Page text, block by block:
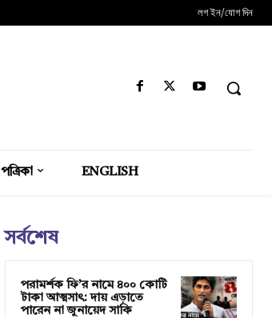
লগ ইন/যোগ দিন
পত্রিকা ENGLISH
সর্বশেষ
পরামর্শক ফি’র নামে ৪০০ কোটি
টাকা আত্মসাৎ: দায় এড়াতে
পারেন না জুনায়েদ সাকি